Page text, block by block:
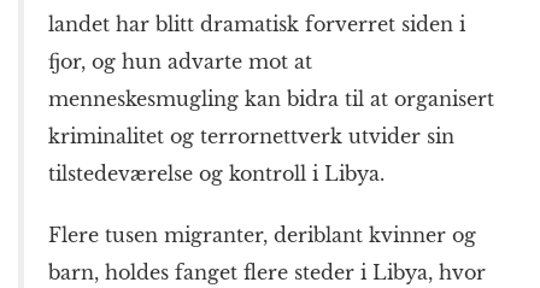
landet har blitt dramatisk forverret siden i
fjor, og hun advarte mot at
menneskesmugling kan bidra til at organisert
kriminalitet og terrornettverk utvider sin
tilstedeværelse og kontroll i Libya.
Flere tusen migranter, deriblant kvinner og
barn, holdes fanget flere steder i Libya, hvor